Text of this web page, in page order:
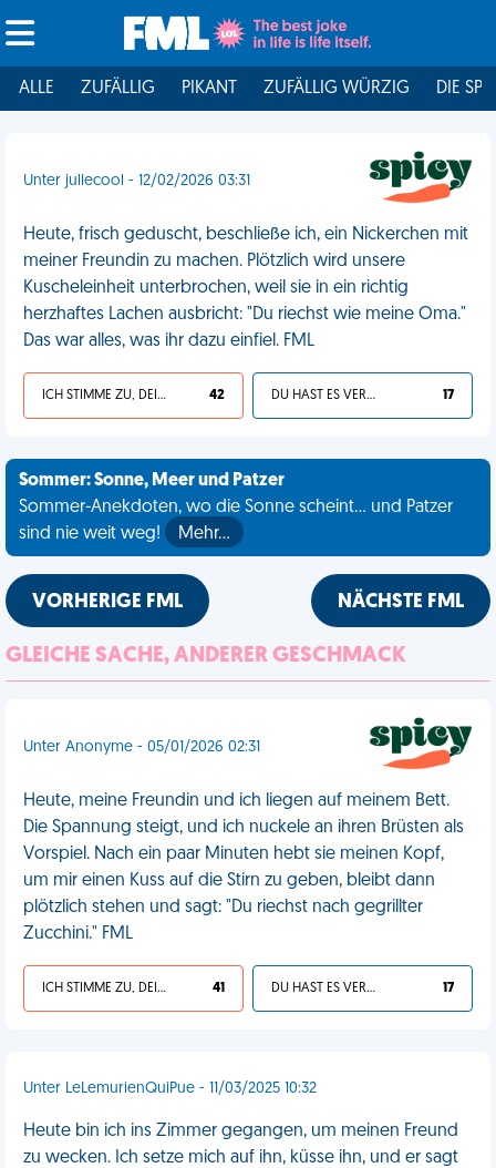
ALLE ZUFÄLLIG PIKANT ZUFÄLLIG WÜRZIG DIE
Unter jullecool - 12/02/2026 03:31
Heute, frisch geduscht, beschließe ich, ein Nickerchen mit
meiner Freundin zu machen. Plötzlich wird unsere
Kuscheleinheit unterbrochen, weil sie in ein richtig
herzhaftes Lachen ausbricht: "Du riechst wie meine Oma."
Das war alles, was ihr dazu einfiel. FML
ICH STIMME ZU, DEIN LEBEN IST SCHEISSE 42 DU HAST ES VERDIENT 17
Sommer: Sonne, Meer und Patzer
Sommer-Anekdoten, wo die Sonne scheint... und Patzer
sind nie weit weg!
Mehr…
VORHERIGE FML NÄCHSTE FML
GLEICHE SACHE, ANDERER GESCHMACK
Unter Anonyme - 05/01/2026 02:31
Heute, meine Freundin und ich liegen auf meinem Bett.
Die Spannung steigt, und ich nuckele an ihren Brüsten als
Vorspiel. Nach ein paar Minuten hebt sie meinen Kopf,
um mir einen Kuss auf die Stirn zu geben, bleibt dann
plötzlich stehen und sagt: "Du riechst nach gegrillter
Zucchini." FML
ICH STIMME ZU, DEIN LEBEN IST SCHEISSE 41 DU HAST ES VERDIENT 17
Unter LeLemurienQuiPue - 11/03/2025 10:32
Heute bin ich ins Zimmer gegangen, um meinen Freund
zu wecken. Ich setze mich auf ihn, küsse ihn, und er sagt